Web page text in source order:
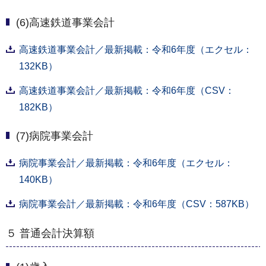
(6)高速鉄道事業会計
高速鉄道事業会計／最新掲載：令和6年度（エクセル：
132KB）
高速鉄道事業会計／最新掲載：令和6年度（CSV：
182KB）
(7)病院事業会計
病院事業会計／最新掲載：令和6年度（エクセル：
140KB）
病院事業会計／最新掲載：令和6年度（CSV：587KB）
５ 普通会計決算額